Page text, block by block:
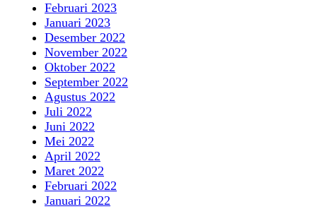
Februari 2023
Januari 2023
Desember 2022
November 2022
Oktober 2022
September 2022
Agustus 2022
Juli 2022
Juni 2022
Mei 2022
April 2022
Maret 2022
Februari 2022
Januari 2022